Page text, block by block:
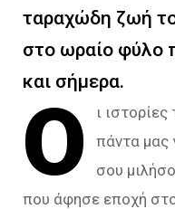
ταραχώδη ζωή
στο ωραίο φύλο
και σήμερα.
Ο
ι
πάντα μας
σου
που άφησε εποχή